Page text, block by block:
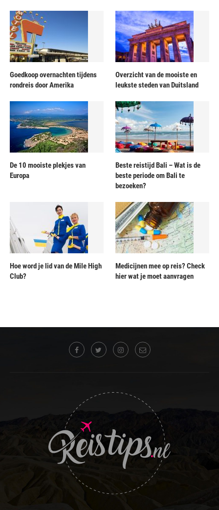
Goedkoop overnachten tijdens
rondreis door Amerika
Overzicht van de mooiste en
leukste steden van Duitsland
De 10 mooiste plekjes van
Europa
Beste reistijd Bali – Wat is de
beste periode om Bali te
bezoeken?
Hoe word je lid van de Mile High
Club?
Medicijnen mee op reis? Check
hier wat je moet aanvragen